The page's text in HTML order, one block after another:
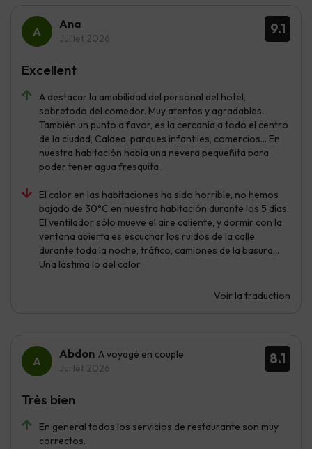
9.1
Ana
Juillet 2026
A destacar la amabilidad del personal del hotel,
sobretodo del comedor. Muy atentos y agradables.
También un punto a favor, es la cercanía a todo el centro
de la ciudad, Caldea, parques infantiles, comercios... En
nuestra habitación había una nevera pequeñita para
poder tener agua fresquita .
El calor en las habitaciones ha sido horrible, no hemos
bajado de 30°C en nuestra habitación durante los 5 días.
El ventilador sólo mueve el aire caliente, y dormir con la
ventana abierta es escuchar los ruidos de la calle
durante toda la noche, tráfico, camiones de la basura...
Una lástima lo del calor.
Voir la traduction
Excellent
8.1
Abdon A voyagé en couple
Juillet 2026
En general todos los servicios de restaurante son muy
correctos.
Très bien